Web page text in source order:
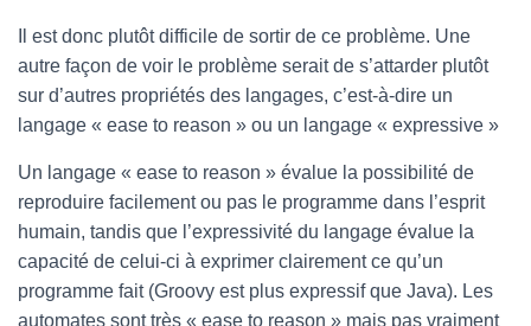
Il est donc plutôt difficile de sortir de ce problème. Une
autre façon de voir le problème serait de s’attarder plutôt
sur d’autres propriétés des langages, c’est-à-dire un
langage « ease to reason » ou un langage « expressive »
Un langage « ease to reason » évalue la possibilité de
reproduire facilement ou pas le programme dans l’esprit
humain, tandis que l’expressivité du langage évalue la
capacité de celui-ci à exprimer clairement ce qu’un
programme fait (Groovy est plus expressif que Java). Les
automates sont très « ease to reason » mais pas vraiment